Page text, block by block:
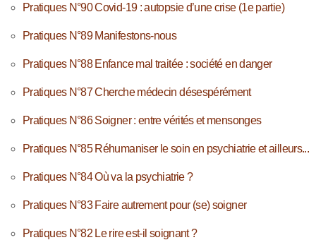
Pratiques N°90 Covid-19 : autopsie d’une crise (1e partie)
Pratiques N°89 Manifestons-nous
Pratiques N°88 Enfance mal traitée : société en danger
Pratiques N°87 Cherche médecin désespérément
Pratiques N°86 Soigner : entre vérités et mensonges
Pratiques N°85 Réhumaniser le soin en psychiatrie et ailleurs...
Pratiques N°84 Où va la psychiatrie ?
Pratiques N°83 Faire autrement pour (se) soigner
Pratiques N°82 Le rire est-il soignant ?